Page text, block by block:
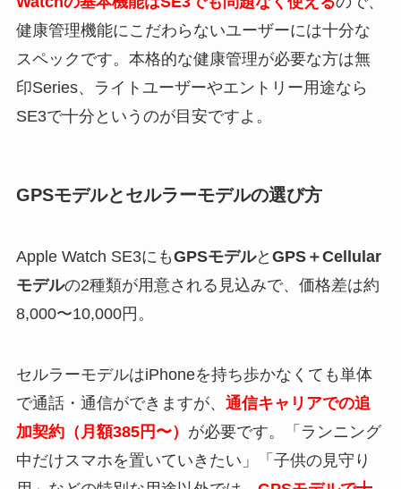
健康管理機能にこだわらないユーザーには十分な
スペックです。本格的な健康管理が必要な方は無
印Series、ライトユーザーやエントリー用途なら
SE3で十分というのが目安ですよ。
GPSモデルとセルラーモデルの選び方
Apple Watch SE3にもGPSモデルと GPS＋Cellular
モデルの2種類が用意される見込みで、価格差は約
8,000〜10,000円。
セルラーモデルはiPhoneを持ち歩かなくても単体
で通話・通信ができますが、 通信キャリアでの追
加契約（月額385円〜） が必要です。「ランニング
中だけスマホを置いていきたい」「子供の見守り